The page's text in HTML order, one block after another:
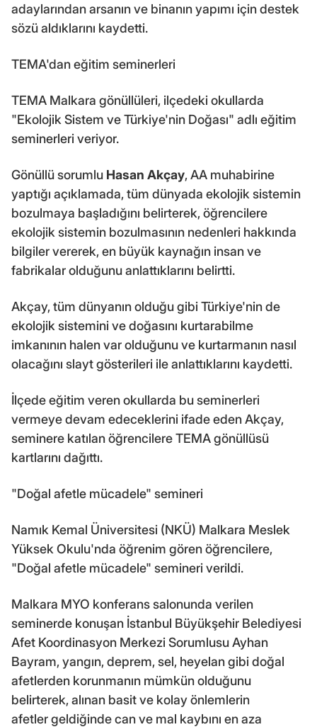
adaylarından arsanın ve binanın yapımı için destek
sözü aldıklarını kaydetti.
TEMA'dan eğitim seminerleri
TEMA Malkara gönüllüleri, ilçedeki okullarda
"Ekolojik Sistem ve Türkiye'nin Doğası" adlı eğitim
seminerleri veriyor.
Gönüllü sorumlu Hasan Akçay, AA muhabirine
yaptığı açıklamada, tüm dünyada ekolojik sistemin
bozulmaya başladığını belirterek, öğrencilere
ekolojik sistemin bozulmasının nedenleri hakkında
bilgiler vererek, en büyük kaynağın insan ve
fabrikalar olduğunu anlattıklarını belirtti.
Akçay, tüm dünyanın olduğu gibi Türkiye'nin de
ekolojik sistemini ve doğasını kurtarabilme
imkanının halen var olduğunu ve kurtarmanın nasıl
olacağını slayt gösterileri ile anlattıklarını kaydetti.
İlçede eğitim veren okullarda bu seminerleri
vermeye devam edeceklerini ifade eden Akçay,
seminere katılan öğrencilere TEMA gönüllüsü
kartlarını dağıttı.
"Doğal afetle mücadele" semineri
Namık Kemal Üniversitesi (NKÜ) Malkara Meslek
Yüksek Okulu'nda öğrenim gören öğrencilere,
"Doğal afetle mücadele" semineri verildi.
Malkara MYO konferans salonunda verilen
seminerde konuşan İstanbul Büyükşehir Belediyesi
Afet Koordinasyon Merkezi Sorumlusu Ayhan
Bayram, yangın, deprem, sel, heyelan gibi doğal
afetlerden korunmanın mümkün olduğunu
belirterek, alınan basit ve kolay önlemlerin
afetler geldiğinde can ve mal kaybını en aza